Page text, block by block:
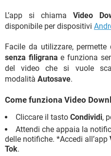
L’app si chiama Video
disponibile per dispositivi
Facile da utilizzare, permette
senza filigrana e funziona
del video che si vuole
modalità Autosave.
Come funziona Video
Cliccare il tasto Condividi,
Attendi che appaia la
delle notifiche. *Accedi all’app
Tok.